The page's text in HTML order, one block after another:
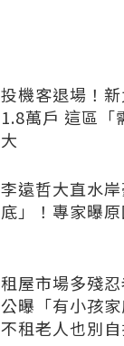
投機客退場！
1.8萬戶 這區「
大
李遠哲大直水
底」！專家曝
租屋市場多殘
公曝「有小孩
不租老人也別